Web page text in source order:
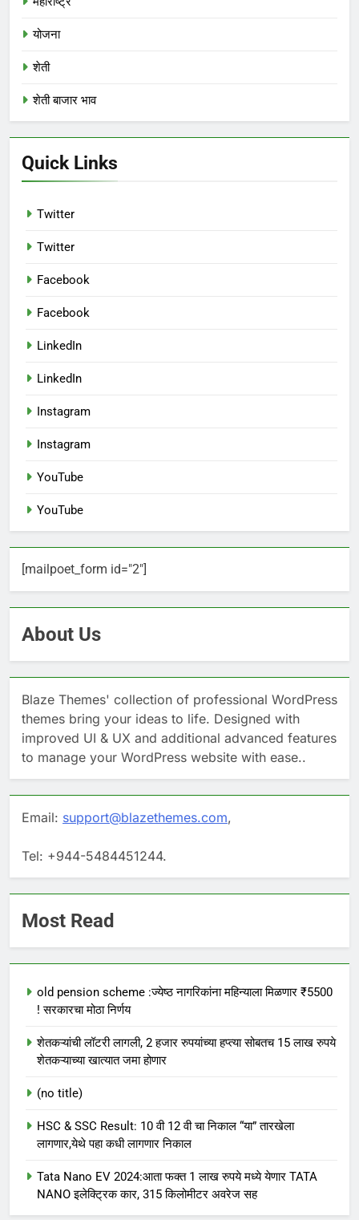
योजना
शेती
शेती बाजार भाव
Quick Links
Twitter
Twitter
Facebook
Facebook
LinkedIn
LinkedIn
Instagram
Instagram
YouTube
YouTube
[mailpoet_form id="2"]
About Us
Blaze Themes' collection of professional WordPress
themes bring your ideas to life. Designed with
improved UI & UX and additional advanced features
to manage your WordPress website with ease..
Email: support@blazethemes.com,
Tel: +944-5484451244.
Most Read
old pension scheme :ज्येष्ठ नागरिकांना महिन्याला मिळणार ₹5500
! सरकारचा मोठा निर्णय
शेतकऱ्यांची लॉटरी लागली, 2 हजार रुपयांच्या हप्त्या सोबतच 15 लाख रुपये
शेतकऱ्याच्या खात्यात जमा होणार
(no title)
HSC & SSC Result: 10 वी 12 वी चा निकाल “या” तारखेला
लागणार,येथे पहा कधी लागणार निकाल
Tata Nano EV 2024:आता फक्त 1 लाख रुपये मध्ये येणार TATA
NANO इलेक्ट्रिक कार, 315 किलोमीटर अवरेज सह